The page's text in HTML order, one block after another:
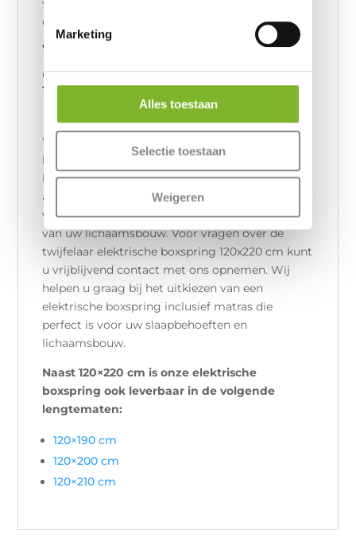
Marketing
Alles toestaan
Selectie toestaan
Weigeren
voor uw twijfelaar elektrische boxspring 120x220
cm, heeft u zelfs keuze uit 6 stevigheden!
Vragen over de twijfelaar
elektrische boxspring
120x220 cm van
ErkendMatras®?
Wij begrijpen dat u nog vele vragen kunt
hebben omtrent onze twijfelaar elektrische
boxspring 120x220 cm, zeker wanneer het
aankomt op de productie van de boxspring, de
verstelbaarheid en het ErkendMatras® op maat
van uw lichaamsbouw. Voor vragen over de
twijfelaar elektrische boxspring 120x220 cm kunt
u vrijblijvend contact met ons opnemen. Wij
helpen u graag bij het uitkiezen van een
elektrische boxspring inclusief matras die
perfect is voor uw slaapbehoeften en
lichaamsbouw.
Naast 120×220 cm is onze elektrische
boxspring ook leverbaar in de volgende
lengtematen:
120×190 cm
120×200 cm
120×210 cm